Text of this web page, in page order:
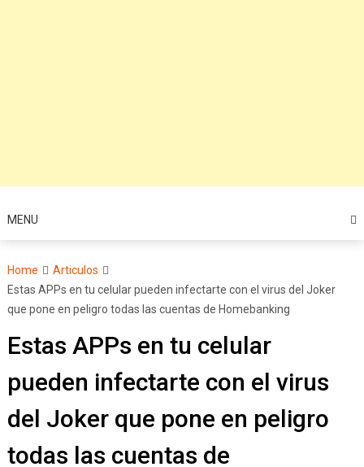
MENU
Home
Articulos
Estas APPs en tu celular pueden infectarte con el virus del Joker
que pone en peligro todas las cuentas de Homebanking
Estas APPs en tu celular
pueden infectarte con el virus
del Joker que pone en peligro
todas las cuentas de